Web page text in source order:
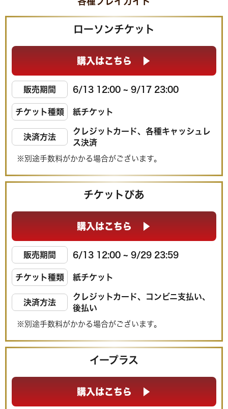
ローソンチケット
購入はこちら
販売期間 6/13 12:00 ~ 9/17 23:00
チケット種類 紙チケット
決済方法
クレジットカード、各種キャッシュレ
ス決済
※別途手数料がかかる場合がございます。
チケットぴあ
購入はこちら
販売期間 6/13 12:00 ~ 9/29 23:59
チケット種類 紙チケット
決済方法
クレジットカード、コンビニ支払い、
後払い
※別途手数料がかかる場合がございます。
イープラス
購入はこちら